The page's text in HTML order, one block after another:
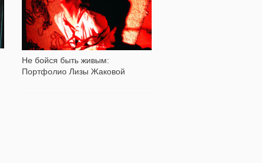
Не бойся быть живым:
Портфолио Лизы Жаковой